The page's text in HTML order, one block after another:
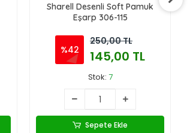
Sharell Desenli Soft Pamuk
Eşarp 306-115
%42
250,00 TL
145,00 TL
Stok: 7
Sepete Ekle